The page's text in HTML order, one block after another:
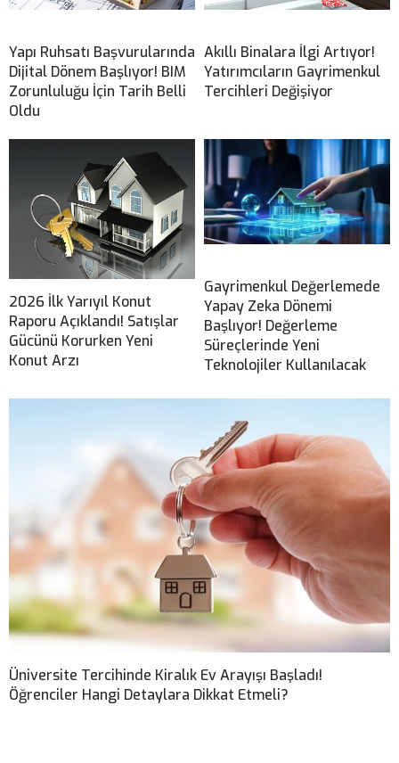
Yapı Ruhsatı Başvurularında
Dijital Dönem Başlıyor! BIM
Zorunluluğu İçin Tarih Belli
Oldu
Akıllı Binalara İlgi Artıyor!
Yatırımcıların Gayrimenkul
Tercihleri Değişiyor
2026 İlk Yarıyıl Konut
Raporu Açıklandı! Satışlar
Gücünü Korurken Yeni
Konut Arzı
Gayrimenkul Değerlemede
Yapay Zeka Dönemi
Başlıyor! Değerleme
Süreçlerinde Yeni
Teknolojiler Kullanılacak
Üniversite Tercihinde Kiralık Ev Arayışı Başladı!
Öğrenciler Hangi Detaylara Dikkat Etmeli?